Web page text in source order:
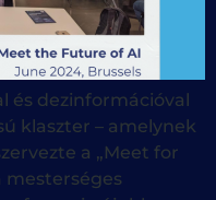
és dezinformációval
klaszter – amelynek
a „Meet for
mesterséges